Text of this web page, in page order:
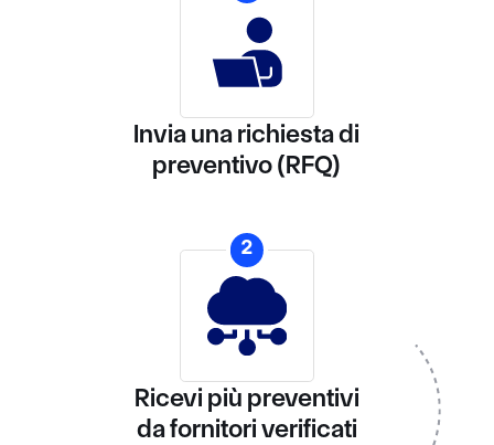
Invia una richiesta di
preventivo (RFQ)
2
Ricevi più preventivi
da fornitori verificati